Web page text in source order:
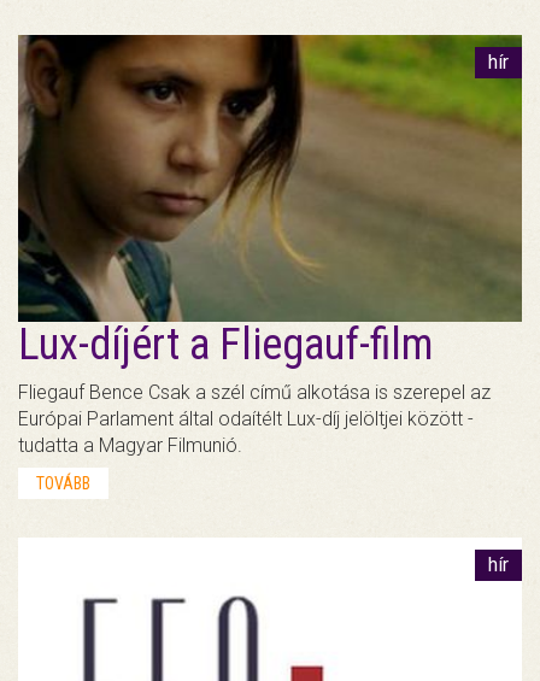
hír
Lux-díjért a Fliegauf-film
Fliegauf Bence Csak a szél című alkotása is szerepel az
Európai Parlament által odaítélt Lux-díj jelöltjei között -
tudatta a Magyar Filmunió.
TOVÁBB
hír